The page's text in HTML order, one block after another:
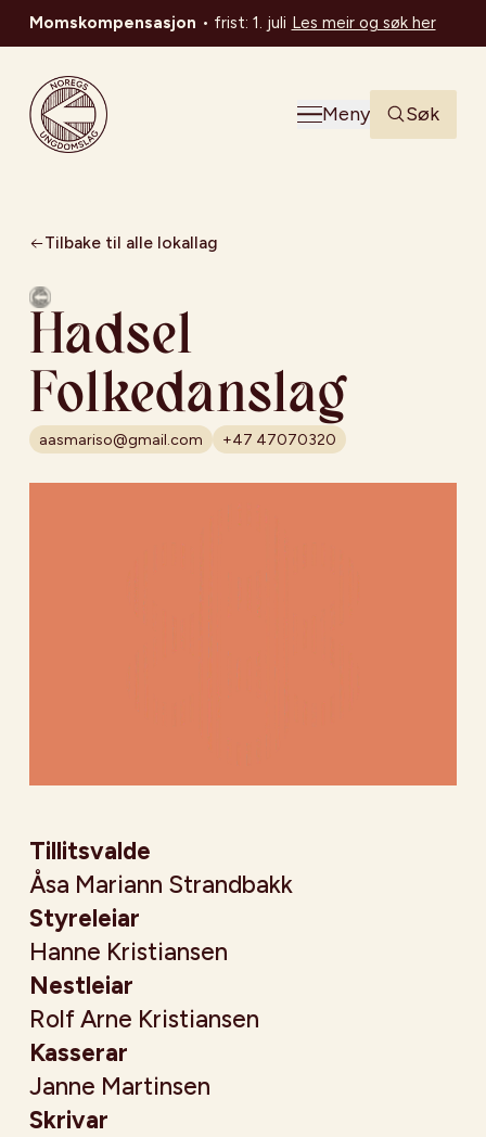
Momskompensasjon • frist: 1. juli Les meir og søk her
Noregs Ungdomslag
Meny
Søk
Tilbake til alle lokallag
Hadsel
Folkedanslag
aasmariso@gmail.com +47 47070320
Tillitsvalde
Åsa Mariann Strandbakk
Styreleiar
Hanne Kristiansen
Nestleiar
Rolf Arne Kristiansen
Kasserar
Janne Martinsen
Skrivar